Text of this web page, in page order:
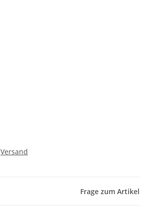
Versand
Frage zum Artikel